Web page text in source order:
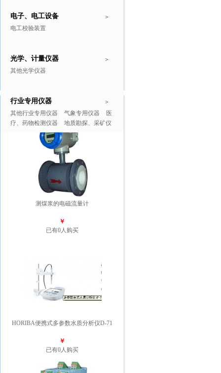
>
电子、电工设备
电工校验装置
>
光学、计量仪器
其他光学仪器
>
行业专用仪器
其他行业专用仪器 气象专用仪器
医
疗、药物检测仪器
地质勘探、采矿仪
推广商品 更多>>
测煤浆的电磁流量计
￥
已有0人购买
HORIBA便携式多参数水质分析仪D-71
￥
已有0人购买